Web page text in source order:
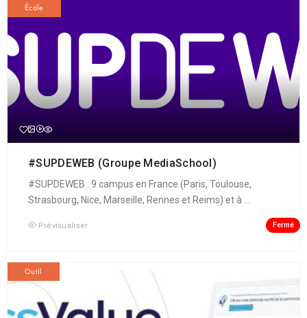
École
#SUPDEWEB (Groupe MediaSchool)
#SUPDEWEB : 9 campus en France (Paris, Toulouse,
Strasbourg, Nice, Marseille, Rennes et Reims) et à ...
Prévisualiser Fermé
Outil